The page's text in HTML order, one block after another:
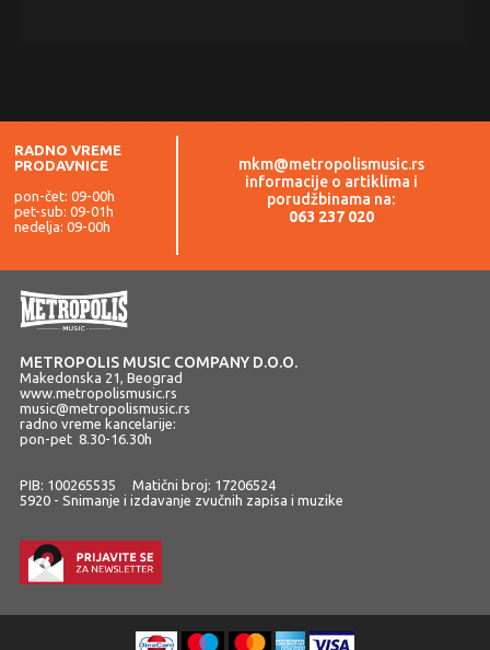
RADNO VREME
PRODAVNICE
pon-čet: 09-00h
pet-sub: 09-01h
nedelja: 09-00h
mkm@metropolismusic.rs
informacije o artiklima i
porudžbinama na:
063 237 020
METROPOLIS MUSIC COMPANY D.O.O.
Makedonska 21, Beograd
www.metropolismusic.rs
music@metropolismusic.rs
radno vreme kancelarije:
pon-pet 8.30-16.30h
PIB: 100265535 Matični broj: 17206524
5920 - Snimanje i izdavanje zvučnih zapisa i muzike